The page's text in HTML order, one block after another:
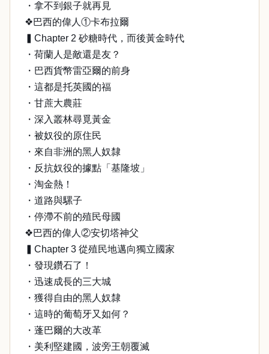
・拿不到銀子就再見
❖巴西的偉人①卡布拉爾
▍Chapter 2 砂糖時代，而後黃金時代
・荷蘭人是敵還是友？
・巴西貨幣雷亞爾的前身
・這都是托英國的福
・甘蔗大農莊
・深入叢林尋覓黃金
・被奴役的原住民
・來自非洲的黑人奴隸
・反抗奴役的據點「基隆坡」
・淘金熱！
・道路與騾子
・停滯不前的殖民母國
❖巴西的偉人②安切塔神父
▍Chapter 3 從殖民地邁向獨立國家
・發現鑽石了！
・迅速成長的三大城
・獲得自由的黑人奴隸
・這時的葡萄牙又如何？
・蓬巴爾的大改革
・美利堅建國，波旁王朝覆滅